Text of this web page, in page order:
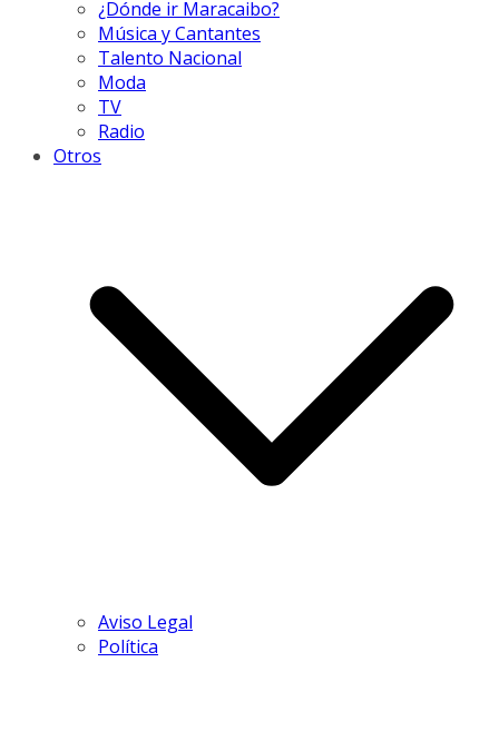
¿Dónde ir Maracaibo?
Música y Cantantes
Talento Nacional
Moda
TV
Radio
Otros
Aviso Legal
Política